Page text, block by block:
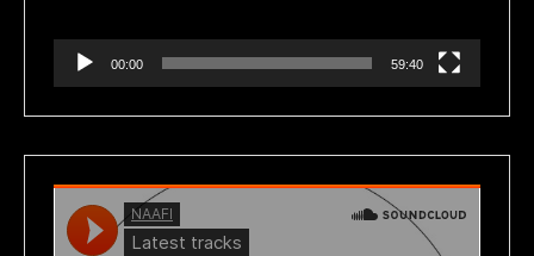
00:00 59:40